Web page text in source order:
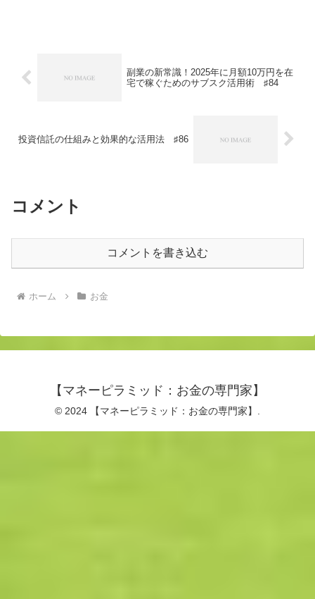
副業の新常識！2025年に月額10万円を在
宅で稼ぐためのサブスク活用術 ♯84
投資信託の仕組みと効果的な活用法 ♯86
コメント
コメントを書き込む
ホーム お金
【マネーピラミッド：お金の専門家】
© 2024 【マネーピラミッド：お金の専門家】.